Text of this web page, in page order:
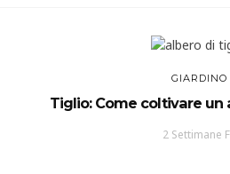
GIARDINO
Tiglio: Come coltivare un
2 Settimane